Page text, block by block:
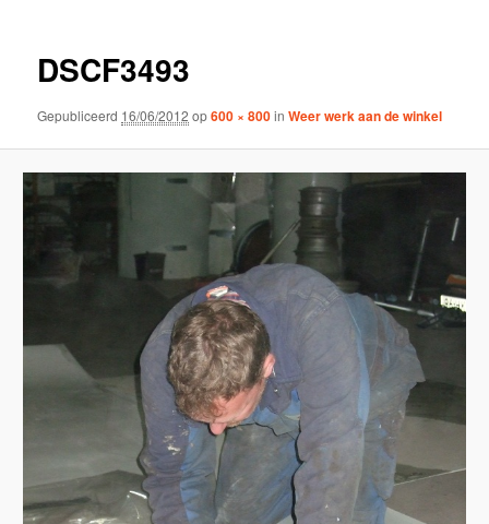
DSCF3493
Gepubliceerd 16/06/2012 op600 × 800inWeer werk aan de winkel